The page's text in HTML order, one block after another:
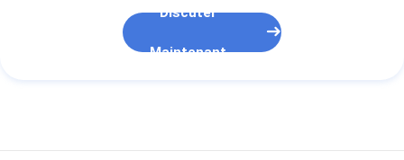
Discuter
Maintenant